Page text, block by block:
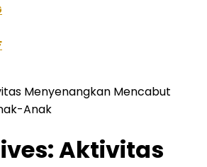
Menyenangkan Mencabut
Anak
Aktivitas